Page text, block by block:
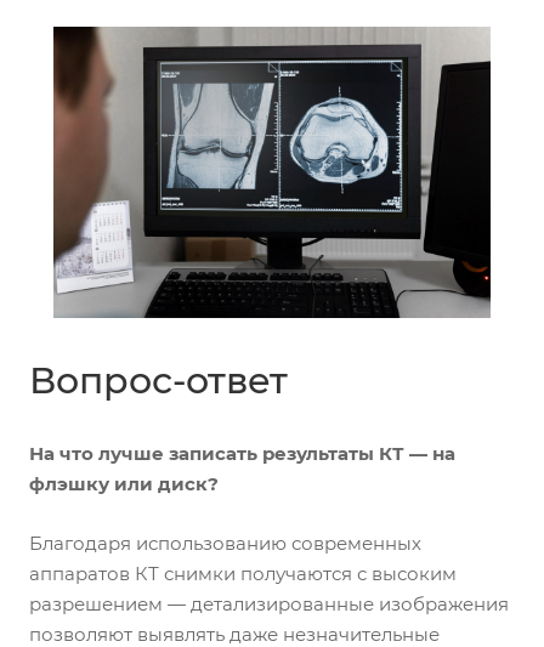
Вопрос-ответ
На что лучше записать результаты КТ — на
флэшку или диск?
Благодаря использованию современных
аппаратов КТ снимки получаются с высоким
разрешением — детализированные изображения
позволяют выявлять даже незначительные